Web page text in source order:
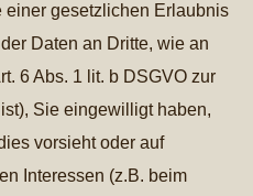
einer gesetzlichen Erlaubnis
Daten an Dritte, wie an
6 Abs. 1 lit. b DSGVO zur
Sie eingewilligt haben,
vorsieht oder auf
Interessen (z.B. beim